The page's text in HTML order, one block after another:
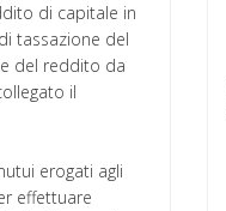
di capitale in
tassazione del
del reddito da
il
erogati agli
effettuare